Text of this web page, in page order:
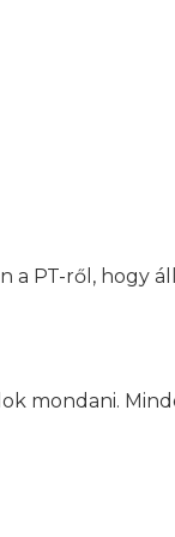
PT-ről, hogy
mondani.